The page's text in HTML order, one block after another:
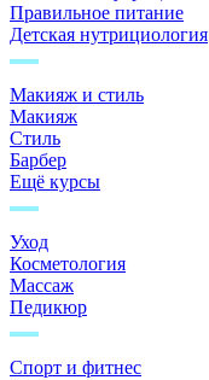
Правильное питание
Детская нутрициология
Макияж и стиль
Макияж
Стиль
Барбер
Ещё курсы
Уход
Косметология
Массаж
Педикюр
Спорт и фитнес